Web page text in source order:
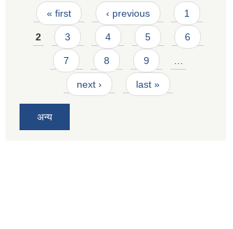
Pages
« first ‹ previous 1
2 3 4 5 6
7 8 9 …
next › last »
अन्य